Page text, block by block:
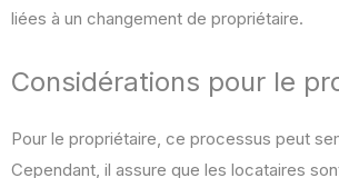
liées à un changement de propriétaire.
Considérations pour le
Pour le propriétaire, ce processus peut
Cependant, il assure que les locataires